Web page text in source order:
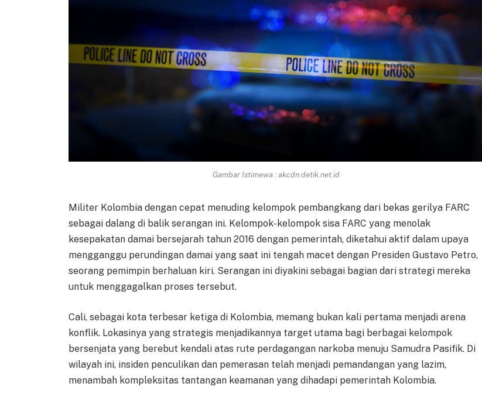
Gambar Istimewa : akcdn.detik.net.id
Militer Kolombia dengan cepat menuding kelompok pembangkang dari bekas gerilya FARC
sebagai dalang di balik serangan ini. Kelompok-kelompok sisa FARC yang menolak
kesepakatan damai bersejarah tahun 2016 dengan pemerintah, diketahui aktif dalam upaya
mengganggu perundingan damai yang saat ini tengah macet dengan Presiden Gustavo Petro,
seorang pemimpin berhaluan kiri. Serangan ini diyakini sebagai bagian dari strategi mereka
untuk menggagalkan proses tersebut.
Cali, sebagai kota terbesar ketiga di Kolombia, memang bukan kali pertama menjadi arena
konflik. Lokasinya yang strategis menjadikannya target utama bagi berbagai kelompok
bersenjata yang berebut kendali atas rute perdagangan narkoba menuju Samudra Pasifik. Di
wilayah ini, insiden penculikan dan pemerasan telah menjadi pemandangan yang lazim,
menambah kompleksitas tantangan keamanan yang dihadapi pemerintah Kolombia.